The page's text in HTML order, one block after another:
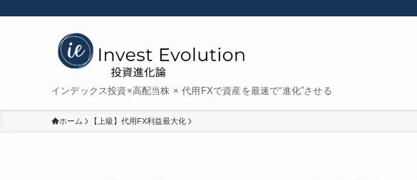
インデックス投資×高配当株 × 代用FXで資産を最速で“進化”させる
ホーム 【上級】代用FX利益最大化